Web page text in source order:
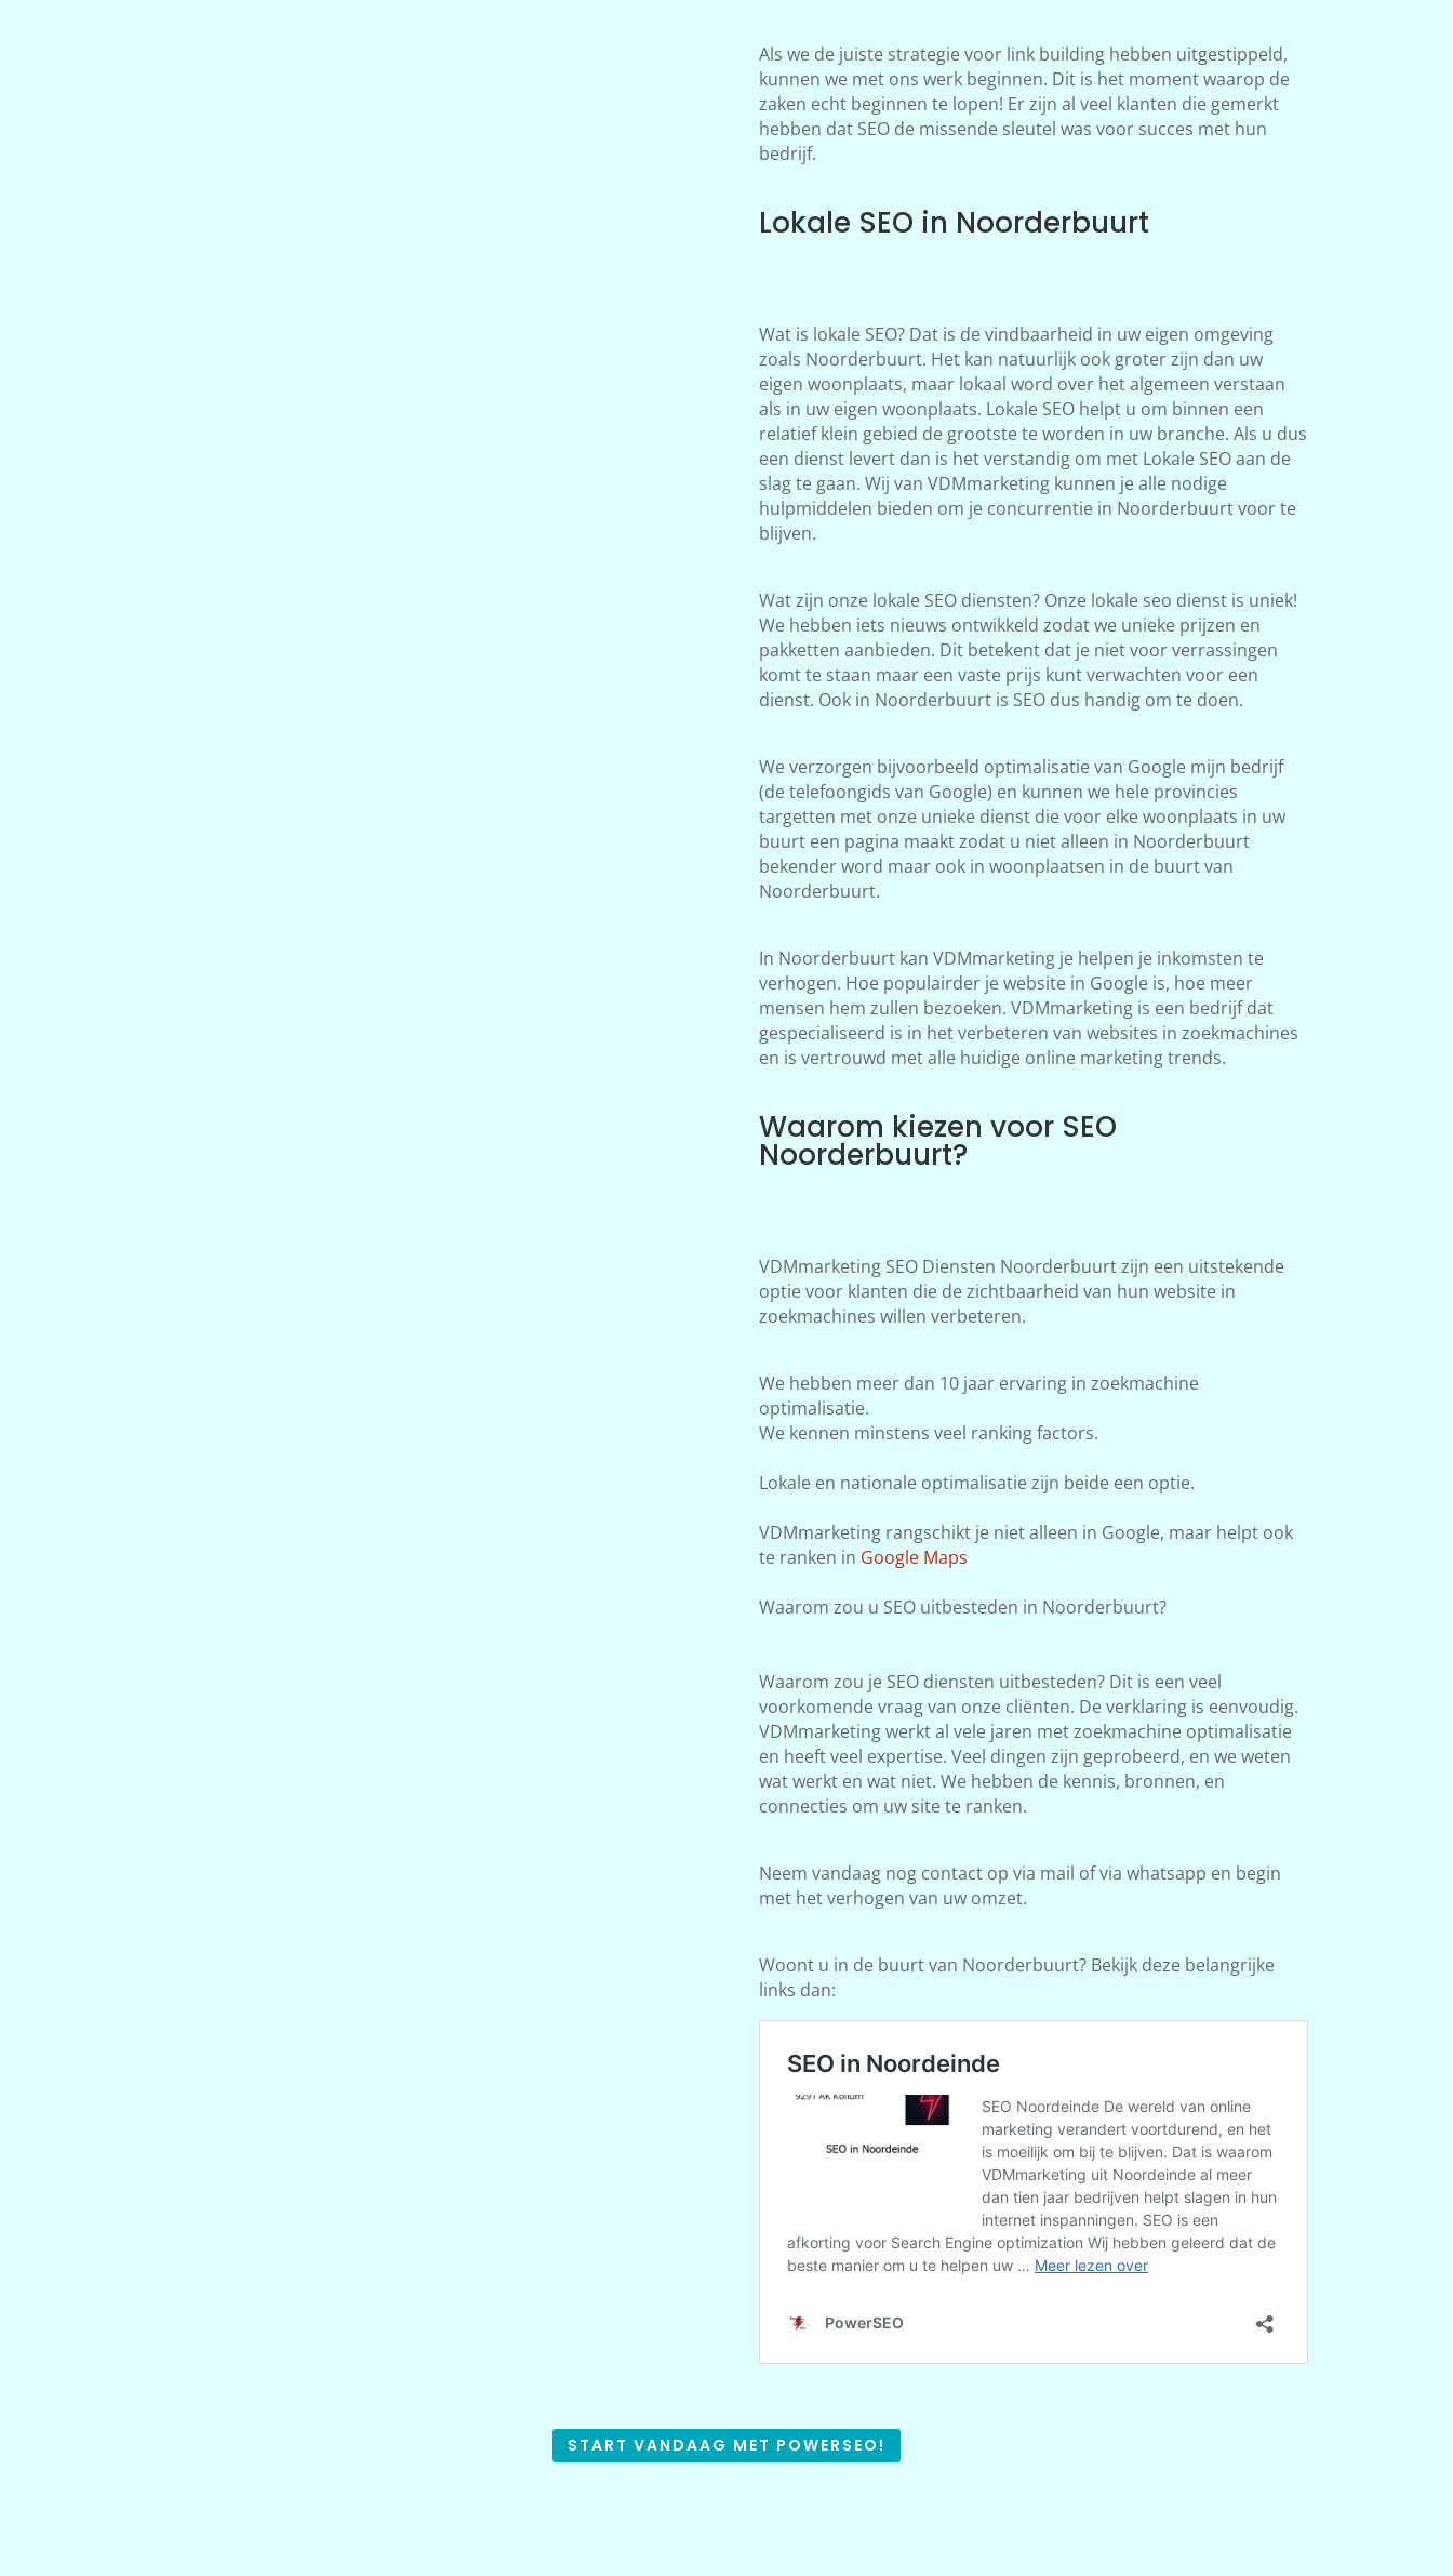
Als we de juiste strategie voor link building hebben uitgestippeld,
kunnen we met ons werk beginnen. Dit is het moment waarop de
zaken echt beginnen te lopen! Er zijn al veel klanten die gemerkt
hebben dat SEO de missende sleutel was voor succes met hun
bedrijf.
Lokale SEO in Noorderbuurt
Wat is lokale SEO? Dat is de vindbaarheid in uw eigen omgeving
zoals Noorderbuurt. Het kan natuurlijk ook groter zijn dan uw
eigen woonplaats, maar lokaal word over het algemeen verstaan
als in uw eigen woonplaats. Lokale SEO helpt u om binnen een
relatief klein gebied de grootste te worden in uw branche. Als u dus
een dienst levert dan is het verstandig om met Lokale SEO aan de
slag te gaan. Wij van VDMmarketing kunnen je alle nodige
hulpmiddelen bieden om je concurrentie in Noorderbuurt voor te
blijven.
Wat zijn onze lokale SEO diensten? Onze lokale seo dienst is uniek!
We hebben iets nieuws ontwikkeld zodat we unieke prijzen en
pakketten aanbieden. Dit betekent dat je niet voor verrassingen
komt te staan maar een vaste prijs kunt verwachten voor een
dienst. Ook in Noorderbuurt is SEO dus handig om te doen.
We verzorgen bijvoorbeeld optimalisatie van Google mijn bedrijf
(de telefoongids van Google) en kunnen we hele provincies
targetten met onze unieke dienst die voor elke woonplaats in uw
buurt een pagina maakt zodat u niet alleen in Noorderbuurt
bekender word maar ook in woonplaatsen in de buurt van
Noorderbuurt.
In Noorderbuurt kan VDMmarketing je helpen je inkomsten te
verhogen. Hoe populairder je website in Google is, hoe meer
mensen hem zullen bezoeken. VDMmarketing is een bedrijf dat
gespecialiseerd is in het verbeteren van websites in zoekmachines
en is vertrouwd met alle huidige online marketing trends.
Waarom kiezen voor SEO
Noorderbuurt?
VDMmarketing SEO Diensten Noorderbuurt zijn een uitstekende
optie voor klanten die de zichtbaarheid van hun website in
zoekmachines willen verbeteren.
We hebben meer dan 10 jaar ervaring in zoekmachine
optimalisatie.
We kennen minstens veel ranking factors.
Lokale en nationale optimalisatie zijn beide een optie.
VDMmarketing rangschikt je niet alleen in Google, maar helpt ook
te ranken in Google Maps
Waarom zou u SEO uitbesteden in Noorderbuurt?
Waarom zou je SEO diensten uitbesteden? Dit is een veel
voorkomende vraag van onze cliënten. De verklaring is eenvoudig.
VDMmarketing werkt al vele jaren met zoekmachine optimalisatie
en heeft veel expertise. Veel dingen zijn geprobeerd, en we weten
wat werkt en wat niet. We hebben de kennis, bronnen, en
connecties om uw site te ranken.
Neem vandaag nog contact op via mail of via whatsapp en begin
met het verhogen van uw omzet.
Woont u in de buurt van Noorderbuurt? Bekijk deze belangrijke
links dan:
START VANDAAG MET POWERSEO!